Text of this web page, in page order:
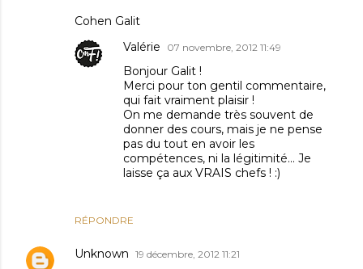
Cohen Galit
RÉPONDRE
Valérie 07 novembre, 2012 11:49
Bonjour Galit !
Merci pour ton gentil commentaire,
qui fait vraiment plaisir !
On me demande très souvent de
donner des cours, mais je ne pense
pas du tout en avoir les
compétences, ni la légitimité... Je
laisse ça aux VRAIS chefs ! :)
Unknown 19 décembre, 2012 11:21